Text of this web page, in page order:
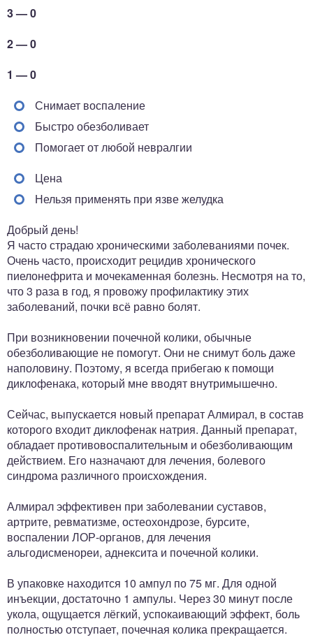
3 — 0
2 — 0
1 — 0
Снимает воспаление
Быстро обезболивает
Помогает от любой невралгии
Цена
Нельзя применять при язве желудка
Добрый день!
Я часто страдаю хроническими заболеваниями почек.
Очень часто, происходит рецидив хронического
пиелонефрита и мочекаменная болезнь. Несмотря на то,
что 3 раза в год, я провожу профилактику этих
заболеваний, почки всё равно болят.
При возникновении почечной колики, обычные
обезболивающие не помогут. Они не снимут боль даже
наполовину. Поэтому, я всегда прибегаю к помощи
диклофенака, который мне вводят внутримышечно.
Сейчас, выпускается новый препарат Алмирал, в состав
которого входит диклофенак натрия. Данный препарат,
обладает противовоспалительным и обезболивающим
действием. Его назначают для лечения, болевого
синдрома различного происхождения.
Алмирал эффективен при заболевании суставов,
артрите, ревматизме, остеохондрозе, бурсите,
воспалении ЛОР-органов, для лечения
альгодисменореи, аднексита и почечной колики.
В упаковке находится 10 ампул по 75 мг. Для одной
инъекции, достаточно 1 ампулы. Через 30 минут после
укола, ощущается лёгкий, успокаивающий эффект, боль
полностью отступает, почечная колика прекращается.